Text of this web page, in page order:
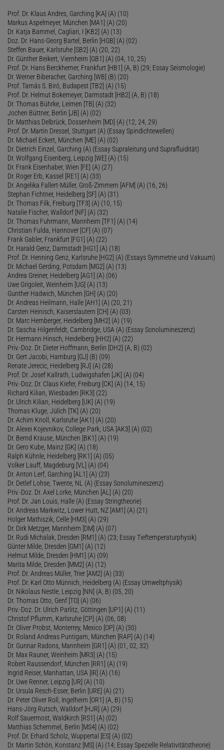
Prof. Dr. Klaus Andres, Garching [KA] (A) (10)
Markus Aspelmeyer, München [MA1] (A) (20)
Dr. Katja Bammel, Cagliari, I [KB2] (A) (13)
Doz. Dr. Hans-Georg Bartel, Berlin [HGB] (A) (02)
Steffen Bauer, Karlsruhe [SB2] (A) (20, 22)
Dr. Günther Beikert, Viernheim [GB1] (A) (04, 10, 25)
Prof. Dr. Hans Berckhemer, Frankfurt [HB1] (A, B) (29; Essay Seismologie)
Dr. Werner Biberacher, Garching [WB] (B) (20)
Prof. Tamás S. Biró, Budapest [TB2] (A) (15)
Prof. Dr. Helmut Bokemeyer, Darmstadt [HB2] (A, B) (18)
Dr. Thomas Bührke, Leimen [TB] (A) (32)
Jochen Büttner, Berlin [JB] (A) (02)
Dr. Matthias Delbrück, Dossenheim [MD] (A) (12, 24, 29)
Prof. Dr. Martin Dressel, Stuttgart (A) (Essay Spindichtewellen)
Dr. Michael Eckert, München [ME] (A) (02)
Dr. Dietrich Einzel, Garching (A) (Essay Supraleitung und Suprafluidität)
Dr. Wolfgang Eisenberg, Leipzig [WE] (A) (15)
Dr. Frank Eisenhaber, Wien [FE] (A) (27)
Dr. Roger Erb, Kassel [RE1] (A) (33)
Dr. Angelika Fallert-Müller, Groß-Zimmern [AFM] (A) (16, 26)
Stephan Fichtner, Heidelberg [SF] (A) (31)
Dr. Thomas Filk, Freiburg [TF3] (A) (10, 15)
Natalie Fischer, Walldorf [NF] (A) (32)
Dr. Thomas Fuhrmann, Mannheim [TF1] (A) (14)
Christian Fulda, Hannover [CF] (A) (07)
Frank Gabler, Frankfurt [FG1] (A) (22)
Dr. Harald Genz, Darmstadt [HG1] (A) (18)
Prof. Dr. Henning Genz, Karlsruhe [HG2] (A) (Essays Symmetrie und Vakuum)
Dr. Michael Gerding, Potsdam [MG2] (A) (13)
Andrea Greiner, Heidelberg [AG1] (A) (06)
Uwe Grigoleit, Weinheim [UG] (A) (13)
Gunther Hadwich, München [GH] (A) (20)
Dr. Andreas Heilmann, Halle [AH1] (A) (20, 21)
Carsten Heinisch, Kaiserslautern [CH] (A) (03)
Dr. Marc Hemberger, Heidelberg [MH2] (A) (19)
Dr. Sascha Hilgenfeldt, Cambridge, USA (A) (Essay Sonolumineszenz)
Dr. Hermann Hinsch, Heidelberg [HH2] (A) (22)
Priv.-Doz. Dr. Dieter Hoffmann, Berlin [DH2] (A, B) (02)
Dr. Gert Jacobi, Hamburg [GJ] (B) (09)
Renate Jerecic, Heidelberg [RJ] (A) (28)
Prof. Dr. Josef Kallrath, Ludwigshafen [JK] (A) (04)
Priv.-Doz. Dr. Claus Kiefer, Freiburg [CK] (A) (14, 15)
Richard Kilian, Wiesbaden [RK3] (22)
Dr. Ulrich Kilian, Heidelberg [UK] (A) (19)
Thomas Kluge, Jülich [TK] (A) (20)
Dr. Achim Knoll, Karlsruhe [AK1] (A) (20)
Dr. Alexei Kojevnikov, College Park, USA [AK3] (A) (02)
Dr. Bernd Krause, München [BK1] (A) (19)
Dr. Gero Kube, Mainz [GK] (A) (18)
Ralph Kühnle, Heidelberg [RK1] (A) (05)
Volker Lauff, Magdeburg [VL] (A) (04)
Dr. Anton Lerf, Garching [AL1] (A) (23)
Dr. Detlef Lohse, Twente, NL (A) (Essay Sonolumineszenz)
Priv.-Doz. Dr. Axel Lorke, München [AL] (A) (20)
Prof. Dr. Jan Louis, Halle (A) (Essay Stringtheorie)
Dr. Andreas Markwitz, Lower Hutt, NZ [AM1] (A) (21)
Holger Mathiszik, Celle [HM3] (A) (29)
Dr. Dirk Metzger, Mannheim [DM] (A) (07)
Dr. Rudi Michalak, Dresden [RM1] (A) (23; Essay Tieftemperaturphysik)
Günter Milde, Dresden [GM1] (A) (12)
Helmut Milde, Dresden [HM1] (A) (09)
Marita Milde, Dresden [MM2] (A) (12)
Prof. Dr. Andreas Müller, Trier [AM2] (A) (33)
Prof. Dr. Karl Otto Münnich, Heidelberg (A) (Essay Umweltphysik)
Dr. Nikolaus Nestle, Leipzig [NN] (A, B) (05, 20)
Dr. Thomas Otto, Genf [TO] (A) (06)
Priv.-Doz. Dr. Ulrich Parlitz, Göttingen [UP1] (A) (11)
Christof Pflumm, Karlsruhe [CP] (A) (06, 08)
Dr. Oliver Probst, Monterrey, Mexico [OP] (A) (30)
Dr. Roland Andreas Puntigam, München [RAP] (A) (14)
Dr. Gunnar Radons, Mannheim [GR1] (A) (01, 02, 32)
Dr. Max Rauner, Weinheim [MR3] (A) (15)
Robert Raussendorf, München [RR1] (A) (19)
Ingrid Reiser, Manhattan, USA [IR] (A) (16)
Dr. Uwe Renner, Leipzig [UR] (A) (10)
Dr. Ursula Resch-Esser, Berlin [URE] (A) (21)
Dr. Peter Oliver Roll, Ingelheim [OR1] (A, B) (15)
Hans-Jörg Rutsch, Walldorf [HJR] (A) (29)
Rolf Sauermost, Waldkirch [RS1] (A) (02)
Matthias Schemmel, Berlin [MS4] (A) (02)
Prof. Dr. Erhard Scholz, Wuppertal [ES] (A) (02)
Dr. Martin Schön, Konstanz [MS] (A) (14; Essay Spezielle Relativitätstheorie)